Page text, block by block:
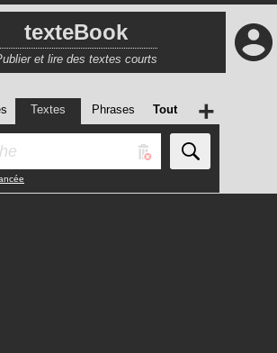
texteBook
et lire des textes courts
Textes Phrases Tout +